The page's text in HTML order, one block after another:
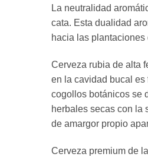
La neutralidad
cata. Esta dualidad
hacia las
Cerveza rubia de alta
en la cavidad bucal
cogollos botánicos se
herbales secas con la
de amargor propio
Cerveza premium de